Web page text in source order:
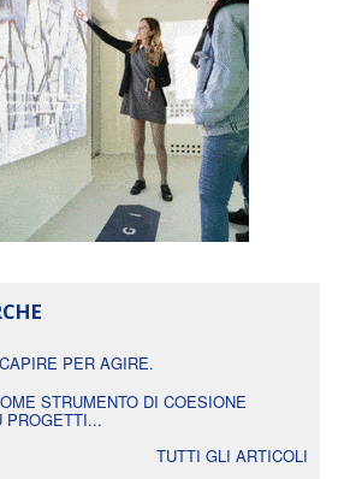
PER AGIRE.
STRUMENTO DI COESIONE
PROGETTI...
TUTTI GLI ARTICOLI